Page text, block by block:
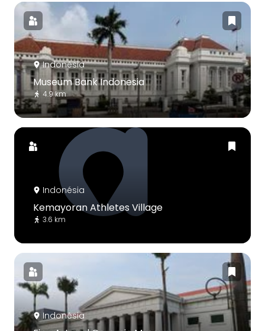
Indonésia
Museum Bank Indonesia
4.9 km
Indonésia
Kemayoran Athletes Village
3.6 km
Indonésia